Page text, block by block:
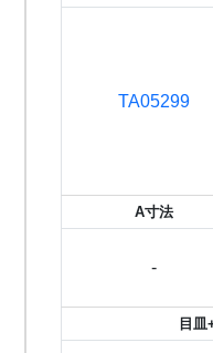
TA05299
A寸法
-
目皿